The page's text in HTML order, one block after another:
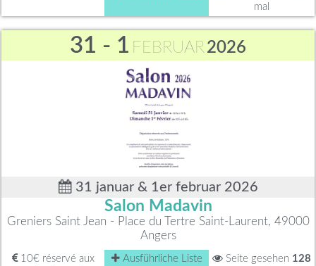
mal
31 - 1 FEBRUAR 2026
31 januar & 1er februar 2026
Salon Madavin
Greniers Saint Jean - Place du Tertre Saint-Laurent, 49000
Angers
10€ réservé aux
Ausführliche Liste Seite gesehen 128